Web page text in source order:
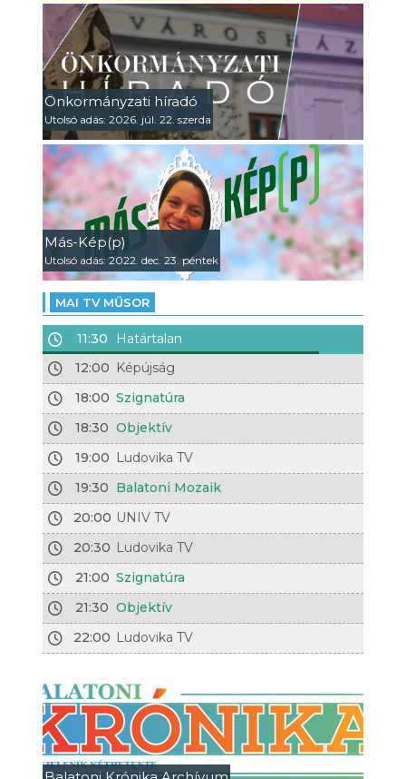
Önkormányzati híradó
Utolsó adás: 2026. júl. 22. szerda
Más-Kép(p)
Utolsó adás: 2022. dec. 23. péntek
MAI TV MŰSOR
11:30
Határtalan
12:00 Képújság
18:00 Szignatúra
18:30 Objektív
19:00 Ludovika TV
19:30 Balatoni Mozaik
20:00 UNIV TV
20:30 Ludovika TV
21:00 Szignatúra
21:30 Objektív
22:00 Ludovika TV